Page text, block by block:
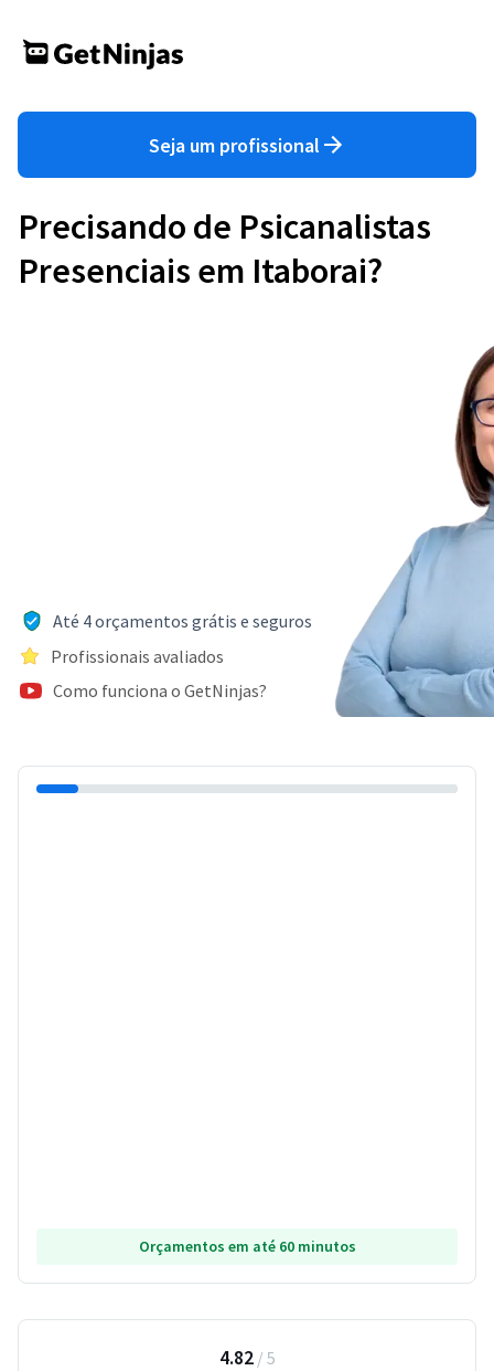
Seja um profissional
Precisando de Psicanalistas
Presenciais em Itaborai?
Até 4 orçamentos grátis e seguros
Profissionais avaliados
Como funciona o GetNinjas?
Orçamentos em até 60 minutos
4.82/ 5